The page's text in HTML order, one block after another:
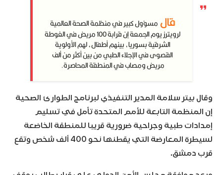
قال مسؤول كبير في منظمة الصحة العالمية
لرويترز يوم الجمعة إن قرابة 100 مريض في الغوطة
الشرقية بسوريا، بينهم أطفال، لهم الأولوية
القصوى في الإجلاء الطبي من بين أكثر من ألف
مريض ومصاب في المنطقة المحاصرة.
وقال بيتر سلامة المدير التنفيذي لبرنامج الطوارئ الصحية
إن المنظمة التابعة للأمم المتحدة تأمل في تسليم
إمدادات طبية وجراحية ضرورية قريبا للمنطقة الخاضعة
لسيطرة المعارضة التي يقطنها نحو 400 ألف شخص وتقع
قرب دمشق.